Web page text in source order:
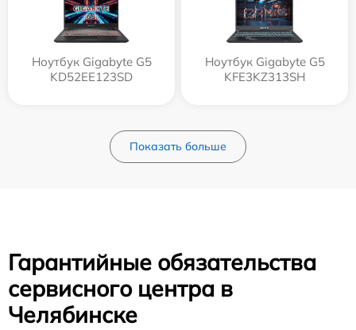
Ноутбук Gigabyte G5
KD52EE123SD
Ноутбук Gigabyte G5
KFE3KZ313SH
Показать больше
Гарантийные обязательства
сервисного центра в
Челябинске